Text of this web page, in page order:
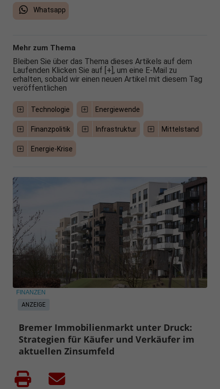
Whatsapp
Mehr zum Thema
Bleiben Sie über das Thema dieses Artikels auf dem
Laufenden Klicken Sie auf [+], um eine E-Mail zu
erhalten, sobald wir einen neuen Artikel mit diesem Tag
veröffentlichen
Technologie Energiewende
Finanzpolitik Infrastruktur Mittelstand
Energie-Krise
ANZEIGE
FINANZEN
Bremer Immobilienmarkt unter Druck:
Strategien für Käufer und Verkäufer im
aktuellen Zinsumfeld